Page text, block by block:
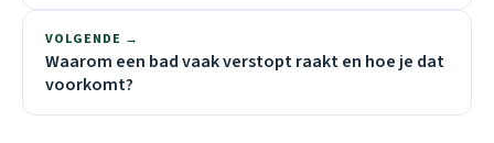
VOLGENDE →
Waarom een bad vaak verstopt raakt en hoe je dat
voorkomt?